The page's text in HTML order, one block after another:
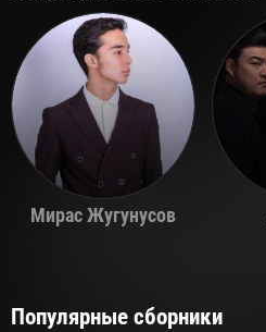
Мирас Жугунусов
Популярные сборники